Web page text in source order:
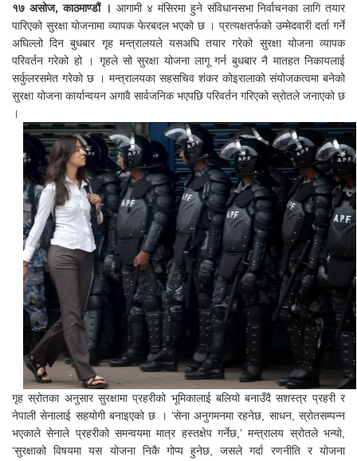
१७ असोज, काठमाण्डौं ।आगामी ४ मंसिरमा हुने संविधानसभा निर्वाचनका लागि तयार
पारिएको सुरक्षा योजनामा व्यापक फेरबदल भएको छ । प्रत्यक्षतर्फको उम्मेदवारी दर्ता गर्ने
अघिल्लो दिन बुधबार गृह मन्त्रालयले यसअघि तयार गरेको सुरक्षा योजना व्यापक
परिवर्तन गरेको हो । गृहले सो सुरक्षा योजना लागू गर्न बुधबार नै मातहत निकायलाई
सर्कुलरसमेत गरेको छ । मन्त्रालयका सहसचिव शंकर कोइरालाको संयोजकत्वमा बनेको
सुरक्षा योजना कार्यान्वयन अगावै सार्वजनिक भएपछि परिवर्तन गरिएको स्रोतले जनाएको छ
।
गृह स्रोतका अनुसार सुरक्षामा प्रहरीको भूमिकालाई बलियो बनाउँदै सशस्त्र प्रहरी र
नेपाली सेनालाई सहयोगी बनाइएको छ । ‘सेना अनुगमनमा रहनेछ, साधन, स्रोतसम्पन्न
भएकाले सेनाले प्रहरीको समन्वयमा मात्र हस्तक्षेप गर्नेछ,’ मन्त्रालय स्रोतले भन्यो,
‘सुरक्षाको विषयमा यस योजना निकै गोप्य हुनेछ, जसले गर्दा रणनीति र योजना